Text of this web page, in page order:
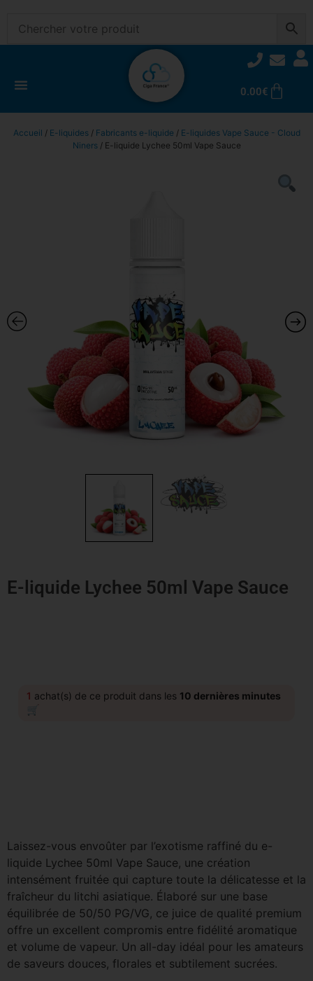
0.00€
Accueil / E-liquides/ Fabricants e-liquide / E-liquides Vape Sauce - Cloud
Niners/ E-liquide Lychee 50ml Vape Sauce
E-liquide Lychee 50ml Vape Sauce
1 achat(s) de ce produit dans les 10 dernières minutes
🛒
Laissez-vous envoûter par l’exotisme raffiné du e-
liquide Lychee 50ml Vape Sauce, une création
intensément fruitée qui capture toute la délicatesse et la
fraîcheur du litchi asiatique. Élaboré sur une base
équilibrée de 50/50 PG/VG, ce juice de qualité premium
offre un excellent compromis entre fidélité aromatique
et volume de vapeur. Un all-day idéal pour les amateurs
de saveurs douces, florales et subtilement sucrées.